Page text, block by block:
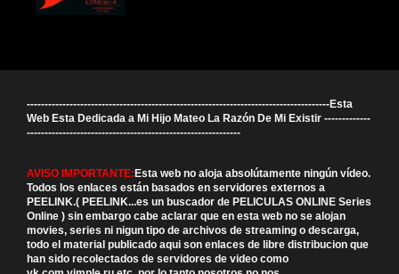
-------------------------------------------------------------------------------------Esta
Web Esta Dedicada a Mi Hijo Mateo La Razón De Mi Existir -------------
------------------------------------------------------------
AVISO IMPORTANTE:Esta web no aloja absolútamente ningún vídeo.
Todos los enlaces están basados en servidores externos a
PEELINK.( PEELINK...es un buscador de PELICULAS ONLINE Series
Online ) sin embargo cabe aclarar que en esta web no se alojan
movies, series ni nigun tipo de archivos de streaming o descarga,
todo el material publicado aqui son enlaces de libre distribucion que
han sido recolectados de servidores de video como